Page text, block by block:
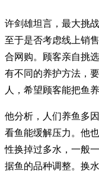
许剑雄坦言，最大挑
至于是否考虑线上销
合网购。顾客亲自挑
有不同的养护方法，
人，希望顾客能把鱼
他分析，人们养鱼多
看鱼能缓解压力。他
性换掉过多水，一般
据鱼的品种调整。换